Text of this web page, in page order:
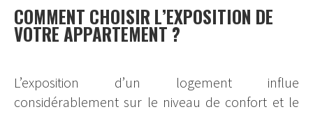
COMMENT CHOISIR L’EXPOSITION DE
VOTRE APPARTEMENT ?
L’exposition d’un logement influe
considérablement sur le niveau de confort et le